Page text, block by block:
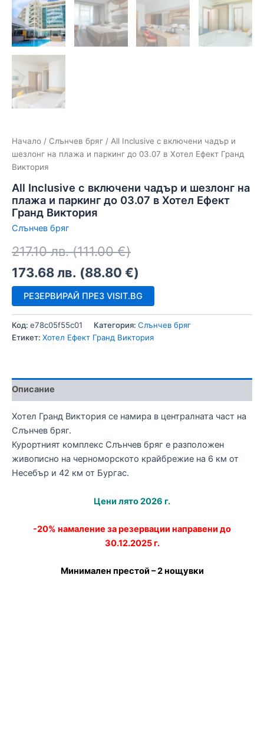
Начало / Слънчев бряг / All Inclusive с включени чадър и
шезлонг на плажа и паркинг до 03.07 в Хотел Ефект Гранд
Виктория
All Inclusive с включени чадър и шезлонг на
плажа и паркинг до 03.07 в Хотел Ефект
Гранд Виктория
Слънчев бряг
217.10лв. (111.00€)
173.68лв. (88.80 €)
РЕЗЕРВИРАЙ ПРЕЗ VISIT.BG
Код: e78c05f55c01 Категория: Слънчев бряг
Етикет: Хотел Ефект Гранд Виктория
Описание
Хотел Гранд Виктория се намира в централната част на
Слънчев бряг.
Курортният комплекс Слънчев бряг е разположен
живописно на черноморското крайбрежие на 6 км от
Несебър и 42 км от Бургас.
Цени лято 2026 г.
-20% намаление за резервации направени до
30.12.2025 г.
Минимален престой – 2 нощувки